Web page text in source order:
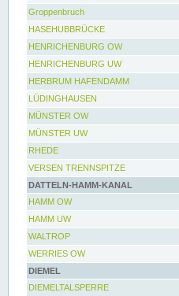
Groppenbruch
HASEHUBBRÜCKE
HENRICHENBURG OW
HENRICHENBURG UW
HERBRUM HAFENDAMM
LÜDINGHAUSEN
MÜNSTER OW
MÜNSTER UW
RHEDE
VERSEN TRENNSPITZE
DATTELN-HAMM-KANAL
HAMM OW
HAMM UW
WALTROP
WERRIES OW
DIEMEL
DIEMELTALSPERRE